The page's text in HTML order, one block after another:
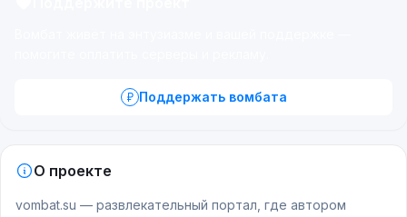
Поддержать вомбата
О проекте
vombat.su — развлекательный портал, где автором